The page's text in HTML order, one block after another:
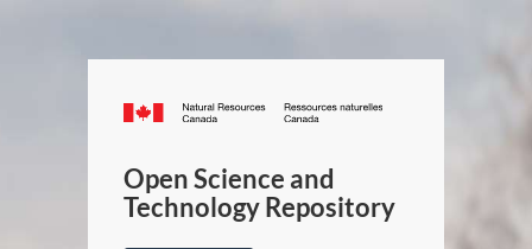
Canada.ca
/
Canada
Open Science and
Technology Repository